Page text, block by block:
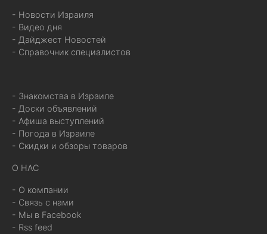
- Новости Израиля
- Видео дня
- Дайджест Новостей
- Справочник специалистов
- Знакомства в Израиле
- Доски объявлений
- Афиша выступлений
- Погода в Израиле
- Скидки и обзоры товаров
О НАС
- О компании
- Связь с нами
- Мы в Facebook
- Rss feed